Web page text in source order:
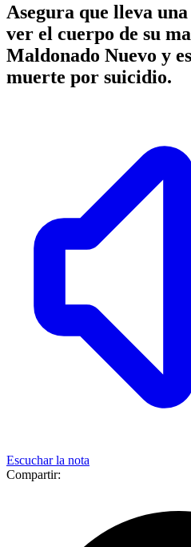
Asegura que lleva
ver el cuerpo de su
Maldonado Nuevo y
muerte por suicidio.
Escuchar la nota
Compartir: